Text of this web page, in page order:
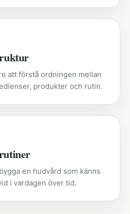
att förstå ordningen mellan
produkter och rutin.
en hudvård som känns
i vardagen över tid.